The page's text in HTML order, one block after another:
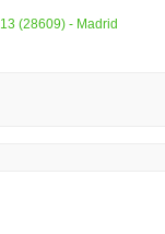
(28609) - Madrid